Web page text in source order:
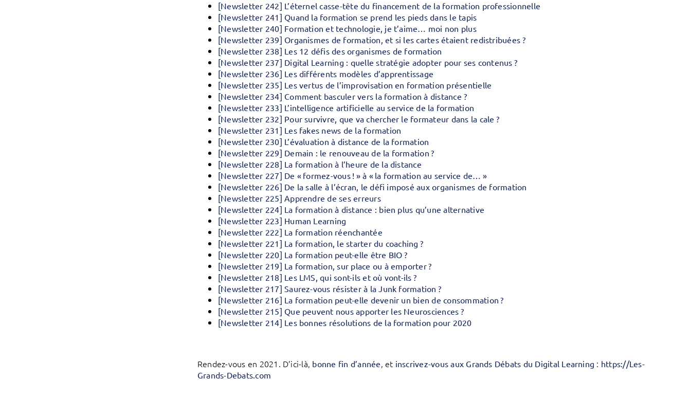
[Newsletter 242] L’éternel casse-tête du financement de la formation professionnelle
[Newsletter 241] Quand la formation se prend les pieds dans le tapis
[Newsletter 240] Formation et technologie, je t’aime… moi non plus
[Newsletter 239] Organismes de formation, et si les cartes étaient redistribuées ?
[Newsletter 238] Les 12 défis des organismes de formation
[Newsletter 237] Digital Learning : quelle stratégie adopter pour ses contenus ?
[Newsletter 236] Les différents modèles d’apprentissage
[Newsletter 235] Les vertus de l’improvisation en formation présentielle
[Newsletter 234] Comment basculer vers la formation à distance ?
[Newsletter 233] L’intelligence artificielle au service de la formation
[Newsletter 232] Pour survivre, que va chercher le formateur dans la cale ?
[Newsletter 231] Les fakes news de la formation
[Newsletter 230] L’évaluation à distance de la formation
[Newsletter 229] Demain : le renouveau de la formation ?
[Newsletter 228] La formation à l’heure de la distance
[Newsletter 227] De « formez-vous ! » à « la formation au service de… »
[Newsletter 226] De la salle à l’écran, le défi imposé aux organismes de formation
[Newsletter 225] Apprendre de ses erreurs
[Newsletter 224] La formation à distance : bien plus qu’une alternative
[Newsletter 223] Human Learning
[Newsletter 222] La formation réenchantée
[Newsletter 221] La formation, le starter du coaching ?
[Newsletter 220] La formation peut-elle être BIO ?
[Newsletter 219] La formation, sur place ou à emporter ?
[Newsletter 218] Les LMS, qui sont-ils et où vont-ils ?
[Newsletter 217] Saurez-vous résister à la Junk formation ?
[Newsletter 216] La formation peut-elle devenir un bien de consommation ?
[Newsletter 215] Que peuvent nous apporter les Neurosciences ?
[Newsletter 214] Les bonnes résolutions de la formation pour 2020
Rendez-vous en 2021. D’ici-là, bonne fin d’année, et inscrivez-vous aux Grands Débats du Digital Learning : https://Les-
Grands-Debats.com